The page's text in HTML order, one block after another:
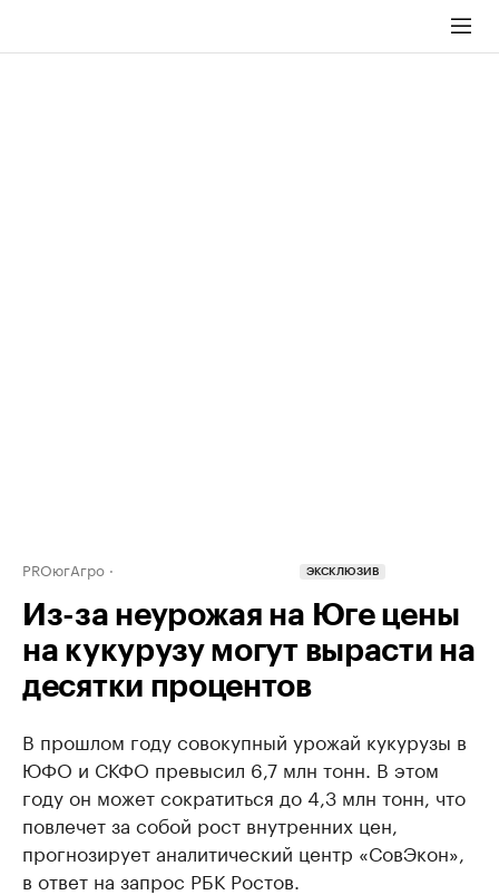
PROюгАгро ЭКСКЛЮЗИВ
Из-за неурожая на Юге цены
на кукурузу могут вырасти на
десятки процентов
В прошлом году совокупный урожай кукурузы в
ЮФО и СКФО превысил 6,7 млн тонн. В этом
году он может сократиться до 4,3 млн тонн, что
повлечет за собой рост внутренних цен,
прогнозирует аналитический центр «СовЭкон»,
в ответ на запрос РБК Ростов.